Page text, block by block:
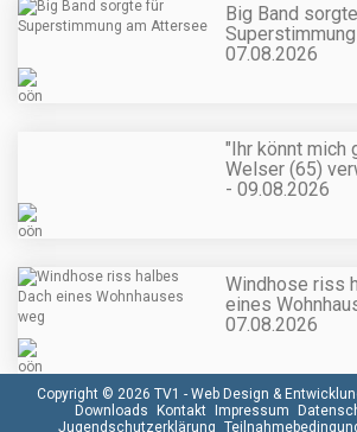
Big Band
07.08.2026
"Ihr könnt mich
Welser (65)
- 09.08.2026
Windhose riss
eines
07.08.2026
Copyright © 2026 TV1 - Web Design &
Downloads
Kontakt Impressum
Jugendschutzerklärung